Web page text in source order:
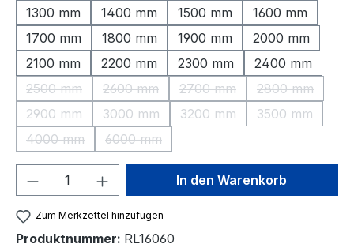
1300 mm
1400 mm 1500 mm
1600 mm
1700 mm
1800 mm 1900 mm
2000 mm
2100 mm
2200 mm 2300 mm
2400 mm
2500 mm
(Diese Option ist zurzeit nicht verfügbar.)
2600 mm
(Diese Option ist zurzeit nicht verfügbar.)
2700 mm
(Diese Option ist zurzeit
2800 mm
(Diese
2900 mm
(Diese Option ist zurzeit nicht verfügbar.)
3000 mm
(Diese Option ist zurzeit nicht verfügbar.)
3200 mm
(Diese Option ist zurzeit
3500 mm
(Diese
4000 mm
(Diese Option ist zurzeit nicht verfügbar.)
6000 mm
(Diese Option ist zurzeit nicht verfügbar.)
Produkt Anzahl: Gib denIn den Warenkorb
Zum Merkzettel hinzufügen
Produktnummer: RL16060